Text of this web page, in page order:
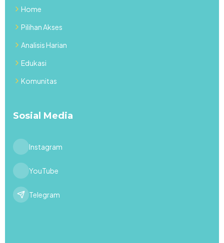
Home
Pilihan Akses
Analisis Harian
Edukasi
Komunitas
Sosial Media
Instagram
YouTube
Telegram